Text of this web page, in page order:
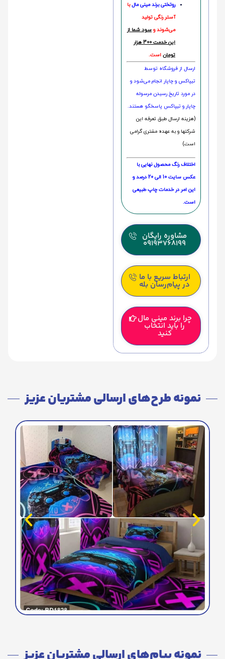
روتختی‌ برند مینی مالبا
آستر رنگی تولید
می‌شوند و سود شما از
این خدمت 300 هزار
تومان است.
ارسال از فروشگاه توسط
تیپاکس و چاپار انجام می‌شود و
در مورد تاریخ رسیدن مرسوله
چاپار و تیپاکس پاسخگو هستند.
(هزینه ارسال طبق تعرفه این
شرکتها و به عهده مشتری گرامی
است)
اختلاف رنگ محصول نهایی با
عکس سایت 10 الی 20 درصد و
این امر در خدمات چاپ طبیعی
است.
مشاوره رایگان
09193768199
ارتباط سریع با ما
در پیام‌رسان بله
چرا برند مینی مال
را باید انتخاب
کنید
نمونه طرح‌های ارسالی مشتریان عزیز